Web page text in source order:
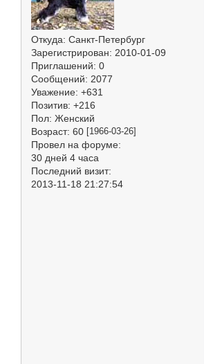
Откуда: Санкт-Петербург
Зарегистрирован: 2010-01-09
Приглашений: 0
Сообщений: 2077
Уважение: +631
Позитив: +216
Пол: Женский
Возраст: 60 [1966-03-26]
Провел на форуме:
30 дней 4 часа
Последний визит:
2013-11-18 21:27:54